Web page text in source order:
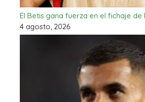
El Betis gana fuerza en el fichaje
4 agosto, 2026